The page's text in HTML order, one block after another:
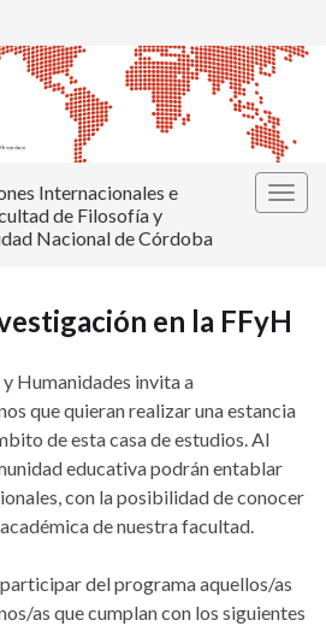
Internacionales e
de Filosofía y
Nacional de Córdoba
en la FFyH
Humanidades invita a
que quieran realizar una estancia
de esta casa de estudios.Al
educativa podrán entablar
con la posibilidad de conocer
de nuestra facultad.
del programa aquellos/as
as que cumplan con los siguientes